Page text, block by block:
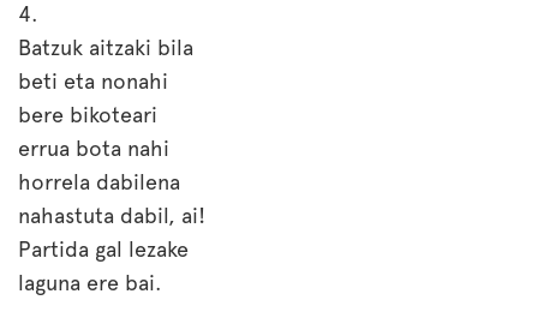
4.
Batzuk aitzaki bila
beti eta nonahi
bere bikoteari
errua bota nahi
horrela dabilena
nahastuta dabil, ai!
Partida gal lezake
laguna ere bai.